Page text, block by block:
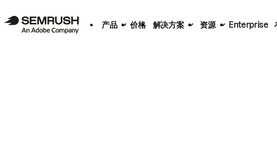
产品 价格 解决方案 资源 Enterprise